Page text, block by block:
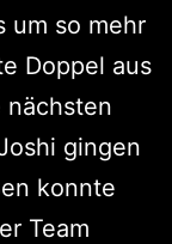
um so mehr
Doppel aus
nächsten
gingen
konnte
Team